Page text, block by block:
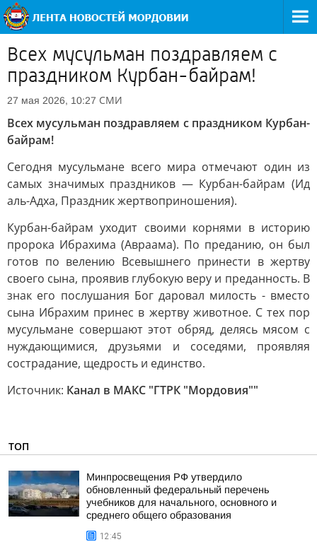
Всех мусульман поздравляем с
праздником Курбан-байрам!
27 мая 2026, 10:27 СМИ
Всех мусульман поздравляем с праздником Курбан-
байрам!
Сегодня мусульмане всего мира отмечают один из
самых значимых праздников — Курбан-байрам (Ид
аль-Адха, Праздник жертвоприношения).
Курбан-байрам уходит своими корнями в историю
пророка Ибрахима (Авраама). По преданию, он был
готов по велению Всевышнего принести в жертву
своего сына, проявив глубокую веру и преданность. В
знак его послушания Бог даровал милость - вместо
сына Ибрахим принес в жертву животное. С тех пор
мусульмане совершают этот обряд, делясь мясом с
нуждающимися, друзьями и соседями, проявляя
сострадание, щедрость и единство.
Источник: Канал в МАКС "ГТРК "Мордовия""
ТОП
Минпросвещения РФ утвердило
обновленный федеральный перечень
учебников для начального, основного и
среднего общего образования
12:45